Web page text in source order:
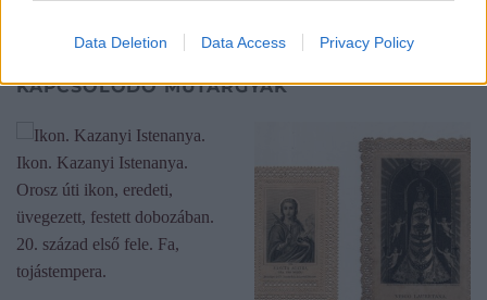
Data Deletion Data Access Privacy Policy
KAPCSOLÓDÓ MŰTÁRGYAK